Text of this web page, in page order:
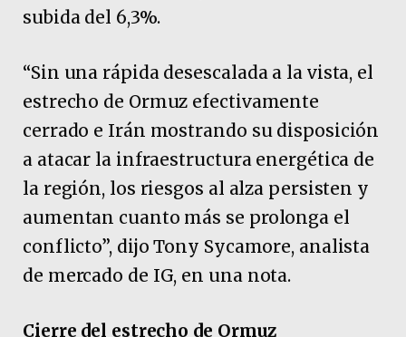
subida del 6,3%.
“Sin una rápida desescalada a la vista, el
estrecho de Ormuz efectivamente
cerrado e Irán mostrando su disposición
a atacar la infraestructura energética de
la región, los riesgos al alza persisten y
aumentan cuanto más se prolonga el
conflicto”, dijo Tony Sycamore, analista
de mercado de IG, en una nota.
Cierre del estrecho de Ormuz